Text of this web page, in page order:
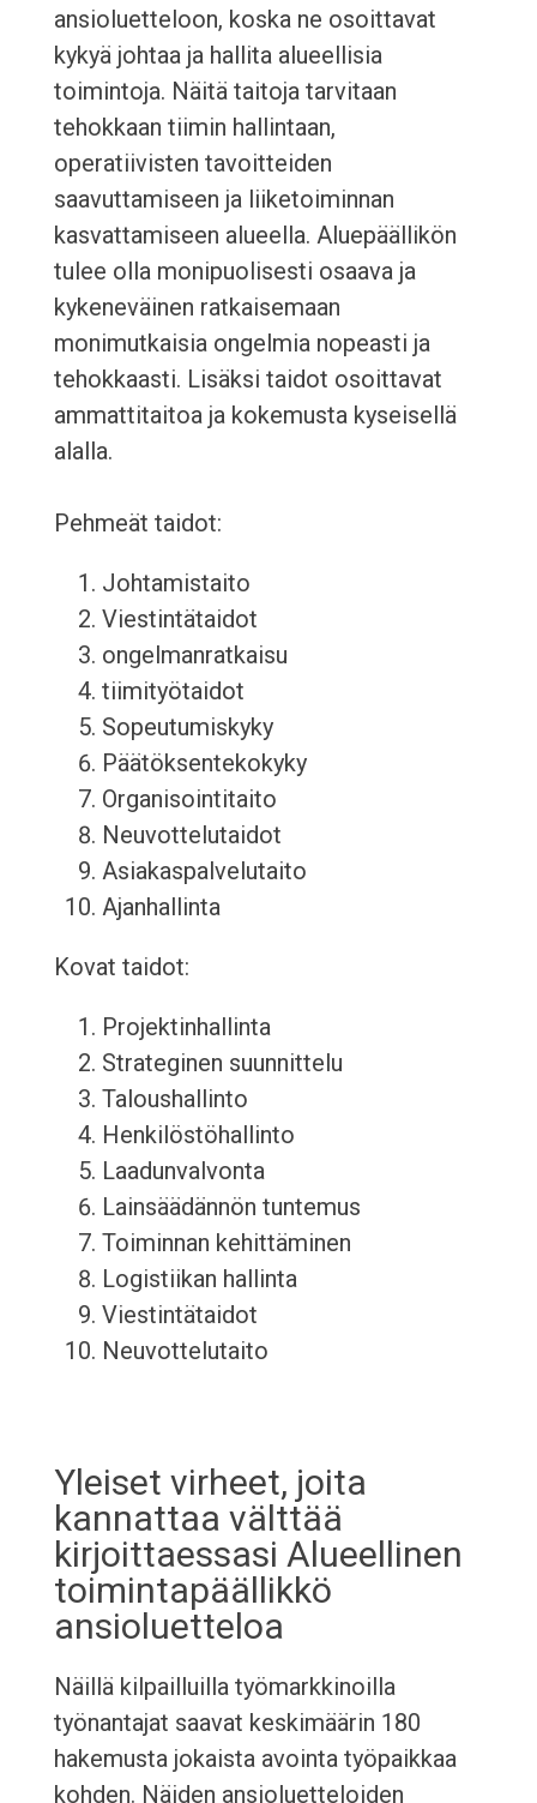
ansioluetteloon, koska ne osoittavat
kykyä johtaa ja hallita alueellisia
toimintoja. Näitä taitoja tarvitaan
tehokkaan tiimin hallintaan,
operatiivisten tavoitteiden
saavuttamiseen ja liiketoiminnan
kasvattamiseen alueella. Aluepäällikön
tulee olla monipuolisesti osaava ja
kykeneväinen ratkaisemaan
monimutkaisia ongelmia nopeasti ja
tehokkaasti. Lisäksi taidot osoittavat
ammattitaitoa ja kokemusta kyseisellä
alalla.
Pehmeät taidot:
Johtamistaito
Viestintätaidot
ongelmanratkaisu
tiimityötaidot
Sopeutumiskyky
Päätöksentekokyky
Organisointitaito
Neuvottelutaidot
Asiakaspalvelutaito
Ajanhallinta
Kovat taidot:
Projektinhallinta
Strateginen suunnittelu
Taloushallinto
Henkilöstöhallinto
Laadunvalvonta
Lainsäädännön tuntemus
Toiminnan kehittäminen
Logistiikan hallinta
Viestintätaidot
Neuvottelutaito
Yleiset virheet, joita
kannattaa välttää
kirjoittaessasi Alueellinen
toimintapäällikkö
ansioluetteloa
Näillä kilpailluilla työmarkkinoilla
työnantajat saavat keskimäärin 180
hakemusta jokaista avointa työpaikkaa
kohden. Näiden ansioluetteloiden